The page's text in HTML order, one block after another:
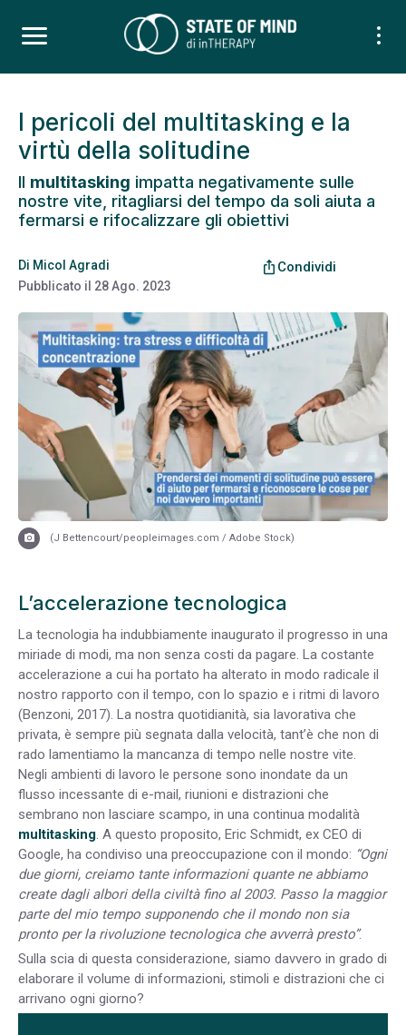
I pericoli del multitasking e la
virtù della solitudine
Il multitasking impatta negativamente sulle
nostre vite, ritagliarsi del tempo da soli aiuta a
fermarsi e rifocalizzare gli obiettivi
Di Micol Agradi
Pubblicato il 28 Ago. 2023
ios_share Condividi
(J Bettencourt/peopleimages.com / Adobe Stock)
L’accelerazione tecnologica
La tecnologia ha indubbiamente inaugurato il progresso in una
miriade di modi, ma non senza costi da pagare. La costante
accelerazione a cui ha portato ha alterato in modo radicale il
nostro rapporto con il tempo, con lo spazio e i ritmi di lavoro
(Benzoni, 2017). La nostra quotidianità, sia lavorativa che
privata, è sempre più segnata dalla velocità, tant’è che non di
rado lamentiamo la mancanza di tempo nelle nostre vite.
Negli ambienti di lavoro le persone sono inondate da un
flusso incessante di e-mail, riunioni e distrazioni che
sembrano non lasciare scampo, in una continua modalità
multitasking. A questo proposito, Eric Schmidt, ex CEO di
Google, ha condiviso una preoccupazione con il mondo: “Ogni
due giorni, creiamo tante informazioni quante ne abbiamo
create dagli albori della civiltà fino al 2003. Passo la maggior
parte del mio tempo supponendo che il mondo non sia
pronto per la rivoluzione tecnologica che avverrà presto”.
Sulla scia di questa considerazione, siamo davvero in grado di
elaborare il volume di informazioni, stimoli e distrazioni che ci
arrivano ogni giorno?